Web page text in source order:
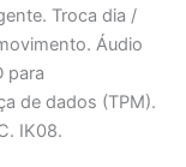
Troca dia /
Áudio
para
de dados (TPM).
IK08.